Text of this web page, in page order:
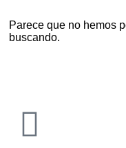
Parece que no hemos
buscando.